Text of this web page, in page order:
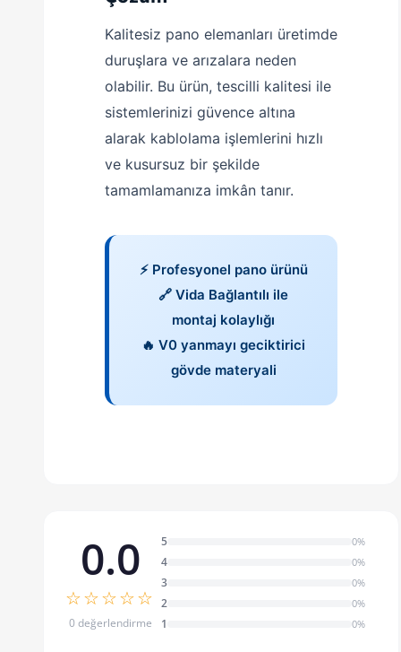
Kalitesiz pano elemanları üretimde
duruşlara ve arızalara neden
olabilir. Bu ürün, tescilli kalitesi ile
sistemlerinizi güvence altına
alarak kablolama işlemlerini hızlı
ve kusursuz bir şekilde
tamamlamanıza imkân tanır.
⚡ Profesyonel pano ürünü
🔗 Vida Bağlantılı ile
montaj kolaylığı
🔥 V0 yanmayı geciktirici
gövde materyali
0.0
☆☆☆☆☆
0 değerlendirme
5 0%
4 0%
3 0%
2 0%
1 0%